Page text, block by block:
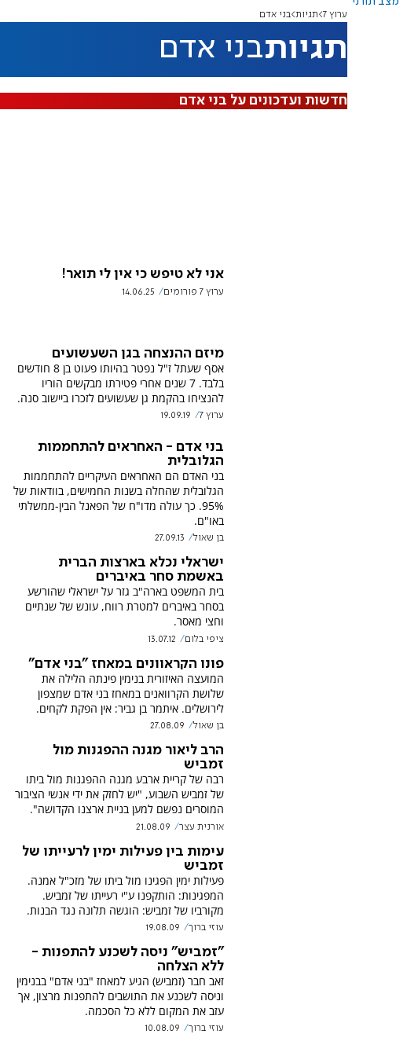
ערוץ 7 תגיות בני אדם
תגיותבני אדם
חדשות ועדכונים על בני אדם
אני לא טיפש כי אין לי תואר!
ערוץ 7 פורומים 14.06.25
מיזם ההנצחה בגן השעשועים
אסף שעתל ז"ל נפטר בהיותו פעוט בן 8 חודשים
בלבד. 7 שנים אחרי פטירתו מבקשים הוריו
להנציחו בהקמת גן שעשועים לזכרו ביישוב סנה.
ערוץ 7 19.09.19
בני אדם - האחראים להתחממות
הגלובלית
בני האדם הם האחראים העיקריים להתחממות
הגלובלית שהחלה בשנות החמישים, בוודאות של
95%. כך עולה מדו"ח של הפאנל הבין-ממשלתי
באו"ם.
בן שאול 27.09.13
ישראלי נכלא בארצות הברית
באשמת סחר באיברים
בית המשפט בארה"ב גזר על ישראלי שהורשע
בסחר באיברים למטרת רווח, עונש של שנתיים
וחצי מאסר.
ציפי בלום 13.07.12
פונו הקראוונים במאחז "בני אדם"
המועצה האיזורית בנימין פינתה הלילה את
שלושת הקרוואנים במאחז בני אדם שמצפון
לירושלים. איתמר בן גביר: אין הפקת לקחים.
בן שאול 27.08.09
הרב ליאור מגנה ההפגנות מול
זמביש
רבה של קריית ארבע מגנה ההפגנות מול ביתו
של זמביש השבוע, "יש לחזק את ידי אנשי הציבור
המוסרים נפשם למען בניית ארצנו הקדושה".
אורנית עצר 21.08.09
עימות בין פעילות ימין לרעייתו של
זמביש
פעילות ימין הפגינו מול ביתו של מזכ"ל אמנה.
המפגינות: הותקפנו ע"י רעייתו של זמביש.
מקורביו של זמביש: הוגשה תלונה נגד הבנות.
עוזי ברוך 19.08.09
"זמביש" ניסה לשכנע להתפנות -
ללא הצלחה
זאב חבר (זמביש) הגיע למאחז "בני אדם" בבנימין
וניסה לשכנע את התושבים להתפנות מרצון, אך
עזב את המקום ללא כל הסכמה.
עוזי ברוך 10.08.09